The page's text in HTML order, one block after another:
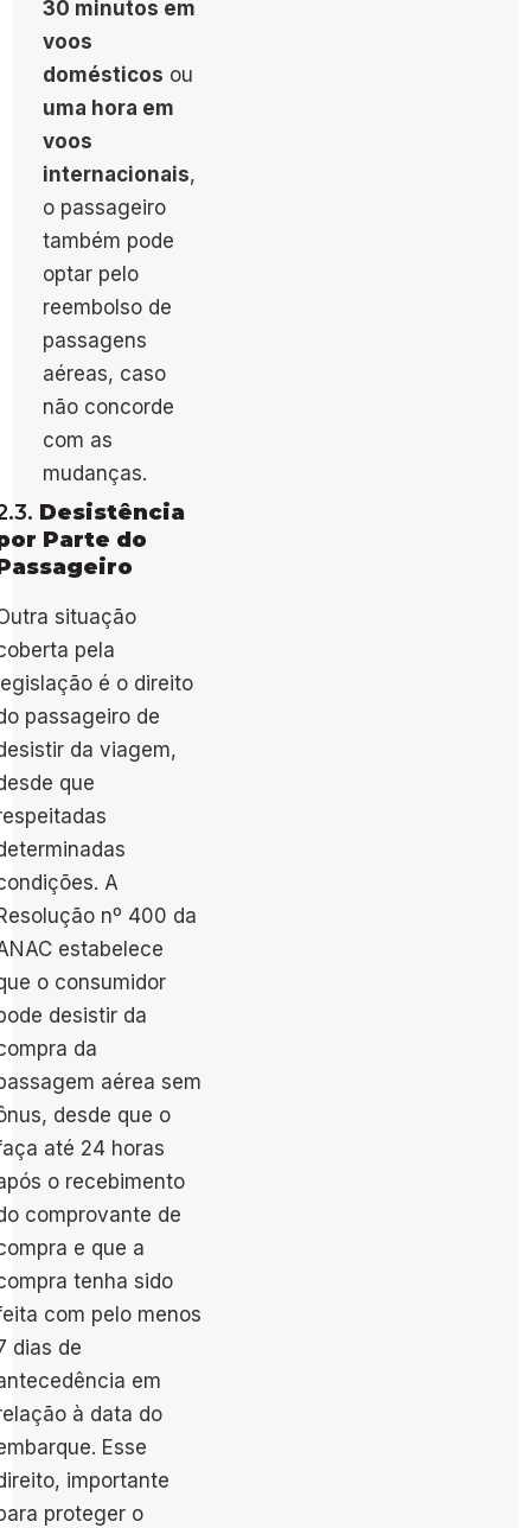
30 minutos em
voos
domésticos ou
uma hora em
voos
internacionais,
o passageiro
também pode
optar pelo
reembolso de
passagens
aéreas, caso
não concorde
com as
mudanças​.
Desistência
Parte do
situação
pela
é o direito
passageiro de
da viagem,
que
A
nº 400 da
estabelece
o consumidor
desistir da
da
aérea sem
desde que o
até 24 horas
o recebimento
comprovante de
e que a
tenha sido
com pelo menos
dias de
em
à data do
Esse
importante
proteger o